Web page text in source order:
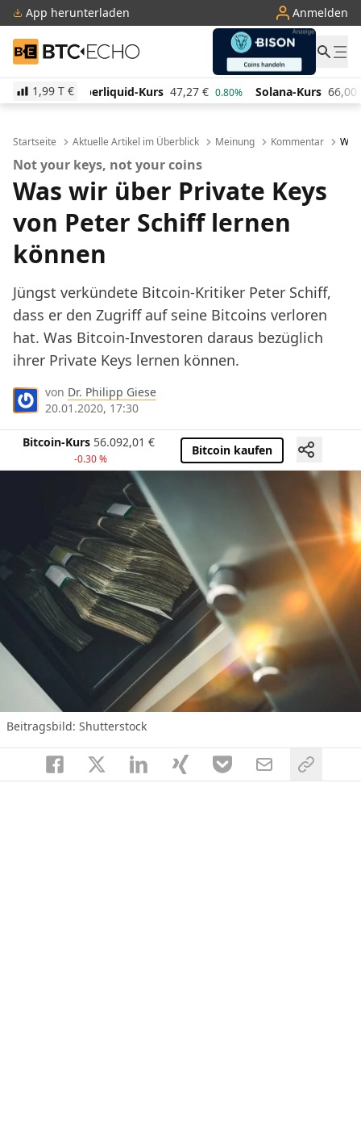
App herunterladen Anmelden
BTC-ECHO
1,99 T €
Kurs 47,27 0.80% Solana-Kurs 66,00 € 2.10% TRON-Kurs
Startseite Aktuelle Artikel im Überblick Meinung Kommentar
Not your keys, not your coins
Was wir über Private Keys
von Peter Schiff lernen
können
Jüngst verkündete Bitcoin-Kritiker Peter Schiff,
dass er den Zugriff auf seine Bitcoins verloren
hat. Was Bitcoin-Investoren daraus bezüglich
ihrer Private Keys lernen können.
von Dr. Philipp Giese
20.01.2020, 17:30
Bitcoin-Kurs 56.092,01 €
-0.30 %
Bitcoin kaufen
Beitragsbild: Shutterstock